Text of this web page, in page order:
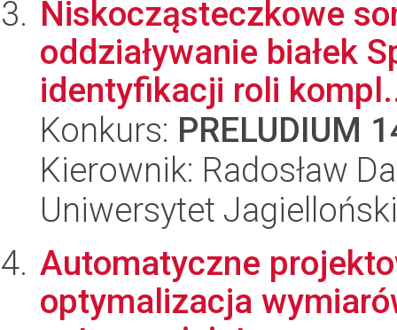
Niskocząsteczkowe
oddziaływanie białek
identyfikacji roli
Konkurs: PRELUDIUM
Kierownik: Radosław
Uniwersytet
Automatyczne
optymalizacja